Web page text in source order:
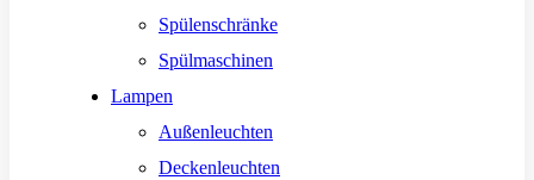
Spülenschränke
Spülmaschinen
Lampen
Außenleuchten
Deckenleuchten